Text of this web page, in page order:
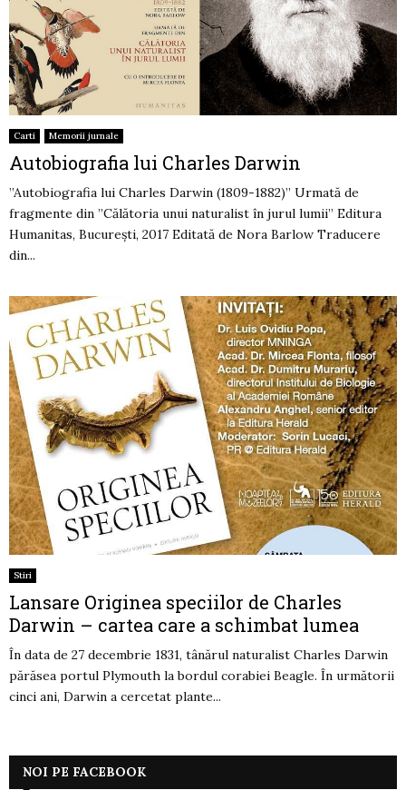
Carti Memorii jurnale
Autobiografia lui Charles Darwin
”Autobiografia lui Charles Darwin (1809-1882)” Urmată de
fragmente din ”Călătoria unui naturalist în jurul lumii” Editura
Humanitas, București, 2017 Editată de Nora Barlow Traducere
din...
Stiri
Lansare Originea speciilor de Charles
Darwin – cartea care a schimbat lumea
În data de 27 decembrie 1831, tânărul naturalist Charles Darwin
părăsea portul Plymouth la bordul corabiei Beagle. În următorii
cinci ani, Darwin a cercetat plante...
NOI PE FACEBOOK